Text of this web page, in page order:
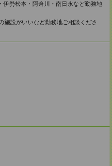
伊勢松本・阿倉川・南日永など勤務地
設がいいなど勤務地ご相談くださ